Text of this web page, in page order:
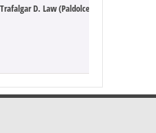
D. Law (Paldolce Co...